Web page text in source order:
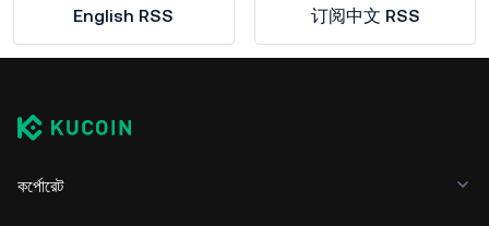
English RSS 订阅中文 RSS
কর্পোরেট